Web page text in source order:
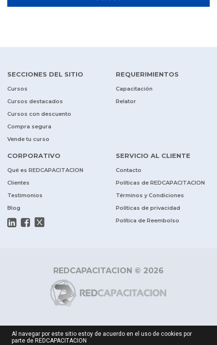
SECCIONES DEL SITIO
Cursos
Cursos destacados
Cursos con descuento
Compra segura
Vende tu curso
REQUERIMIENTOS
Capacitación
Relator
CORPORATIVO
Qué es REDCAPACITACION
Clientes
Testimonios
Blog
SERVICIO AL CLIENTE
Contacto
Políticas de REDCAPACITACION
Términos y Condiciones
Políticas de privacidad
Política de Reembolso
REDCAPACITACION © 2026
Al navegar por este sitio estoy de acuerdo en el uso de cookies por
parte de REDCAPACITACION